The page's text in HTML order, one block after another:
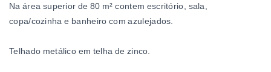
Na área superior de 80 m² contem escritório, sala,
copa/cozinha e banheiro com azulejados.
Telhado metálico em telha de zinco.